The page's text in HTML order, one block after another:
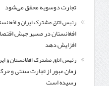
تجارت دوسویه محقق می‌شود
رئیس اتاق مشترک ایران و
افغانستان در مسیر جهش
افزایش دهد
رئیس اتاق مشترک افغانستان و
زمان عبور از تجارت سنتی و
رسیده است